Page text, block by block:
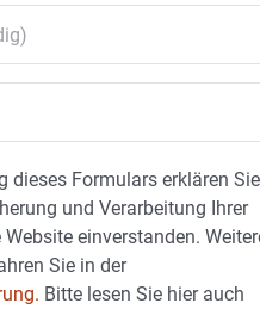
dieses Formulars erklären Sie
und Verarbeitung Ihrer
einverstanden.
Sie in der
Bitte lesen Sie hier auch